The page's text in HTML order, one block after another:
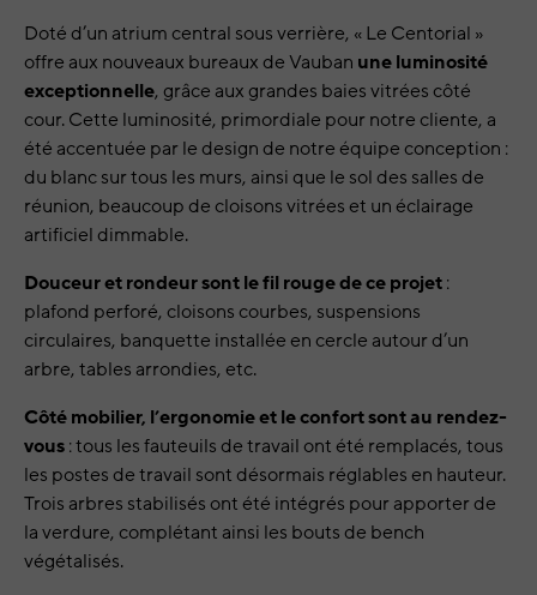
Doté d’un atrium central sous verrière, « Le Centorial »
offre aux nouveaux bureaux de Vauban une luminosité
exceptionnelle, grâce aux grandes baies vitrées côté
cour. Cette luminosité, primordiale pour notre cliente, a
été accentuée par le design de notre équipe conception :
du blanc sur tous les murs, ainsi que le sol des salles de
réunion, beaucoup de cloisons vitrées et un éclairage
artificiel dimmable.
Douceur et rondeur sont le fil rouge de ce projet:
plafond perforé, cloisons courbes, suspensions
circulaires, banquette installée en cercle autour d’un
arbre, tables arrondies, etc.
Côté mobilier, l’ergonomie et le confort sont au rendez-
vous: tous les fauteuils de travail ont été remplacés, tous
les postes de travail sont désormais réglables en hauteur.
Trois arbres stabilisés ont été intégrés pour apporter de
la verdure, complétant ainsi les bouts de bench
végétalisés.